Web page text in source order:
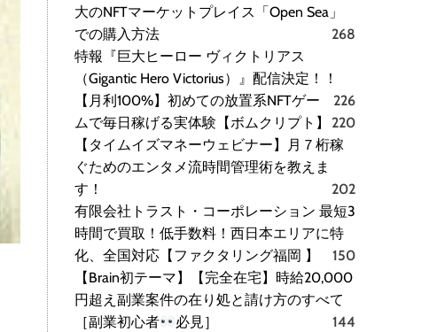
大のNFTマーケットプレイス「Open Sea」
での購入方法
268
特報『巨大ヒーロー ヴィクトリアス
（Gigantic Hero Victorius）』配信決定！！
226
【月利100%】初めての放置系NFTゲー
ムで毎日稼げる実体験【ボムクリプト】
220
【タイムイズマネーウェビナー】月７桁稼
ぐためのエンタメ流時間管理術を教えま
す！
202
有限会社トラスト・コーポレーション 最短3
時間で買取！低手数料！西日本エリアに特
化、全国対応【ファクタリング福岡 】
150
【Brain初テーマ】【完全在宅】時給20,000
円超え副業案件の在り処と請け方のすべて
［副業初心者
必見］
144